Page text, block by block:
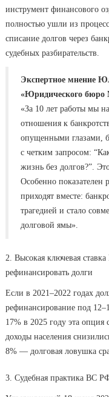
инструмент финансового
полностью ушли из
списание долгов через
судебных разбирательств.
Экспертное мнение
«Юридического бюро
«За 10 лет работы мы
отношения к
опущенными глазами,
с четким запросом:
жизнь без долгов?”.
Особенно показателен
приходят вместе:
трагедией и стало
долговой ямы».
2. Высокая ключевая
рефинансировать долги
Если в 2021–2022 годах
рефинансирование под
17% в 2025 году эта опция
доходы населения
8% — долговая ловушка
3. Судебная практика ВС